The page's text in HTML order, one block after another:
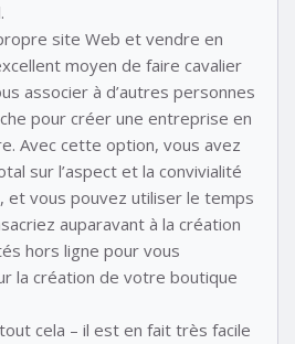
site Web et vendre en
moyen de faire cavalier
associer à d’autres personnes
pour créer une entreprise en
Avec cette option, vous avez
sur l’aspect et la convivialité
et vous pouvez utiliser le temps
auparavant à la création
hors ligne pour vous
la création de votre boutique
cela – il est en fait très facile